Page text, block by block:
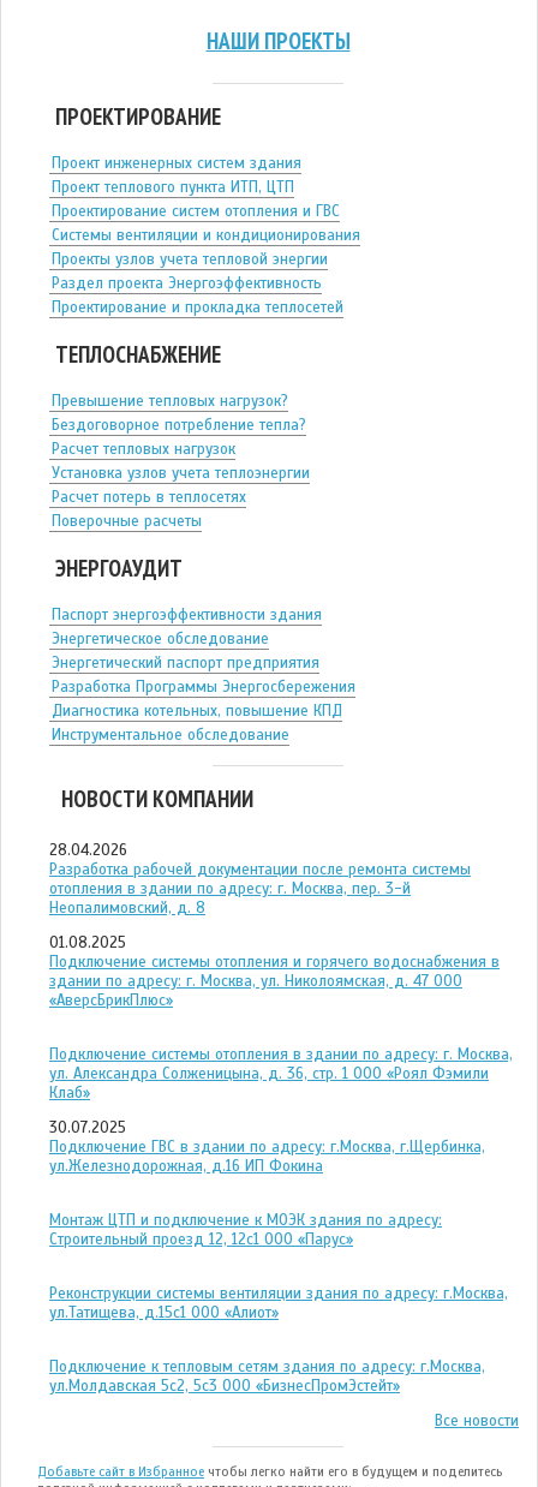
НАШИ ПРОЕКТЫ
ПРОЕКТИРОВАНИЕ
Проект инженерных систем здания
Проект теплового пункта ИТП, ЦТП
Проектирование систем отопления и ГВС
Системы вентиляции и кондиционирования
Проекты узлов учета тепловой энергии
Раздел проекта Энергоэффективность
Проектирование и прокладка теплосетей
ТЕПЛОСНАБЖЕНИЕ
Превышение тепловых нагрузок?
Бездоговорное потребление тепла?
Расчет тепловых нагрузок
Установка узлов учета теплоэнергии
Расчет потерь в теплосетях
Поверочные расчеты
ЭНЕРГОАУДИТ
Паспорт энергоэффективности здания
Энергетическое обследование
Энергетический паспорт предприятия
Разработка Программы Энергосбережения
Диагностика котельных, повышение КПД
Инструментальное обследование
НОВОСТИ КОМПАНИИ
28.04.2026
Разработка рабочей документации после ремонта системы
отопления в здании по адресу: г. Москва, пер. 3-й
Неопалимовский, д. 8
01.08.2025
Подключение системы отопления и горячего водоснабжения в
здании по адресу: г. Москва, ул. Николоямская, д. 47 ООО
«АверсБрикПлюс»
Подключение системы отопления в здании по адресу: г. Москва,
ул. Александра Солженицына, д. 36, стр. 1 ООО «Роял Фэмили
Клаб»
30.07.2025
Подключение ГВС в здании по адресу: г.Москва, г.Щербинка,
ул.Железнодорожная, д.16 ИП Фокина
Монтаж ЦТП и подключение к МОЭК здания по адресу:
Строительный проезд 12, 12с1 ООО «Парус»
Реконструкции системы вентиляции здания по адресу: г.Москва,
ул.Татищева, д.15с1 ООО «Алиот»
Подключение к тепловым сетям здания по адресу: г.Москва,
ул.Молдавская 5с2, 5с3 ООО «БизнесПромЭстейт»
Все новости
Добавьте сайт в Избранное чтобы легко найти его в будущем и поделитесь